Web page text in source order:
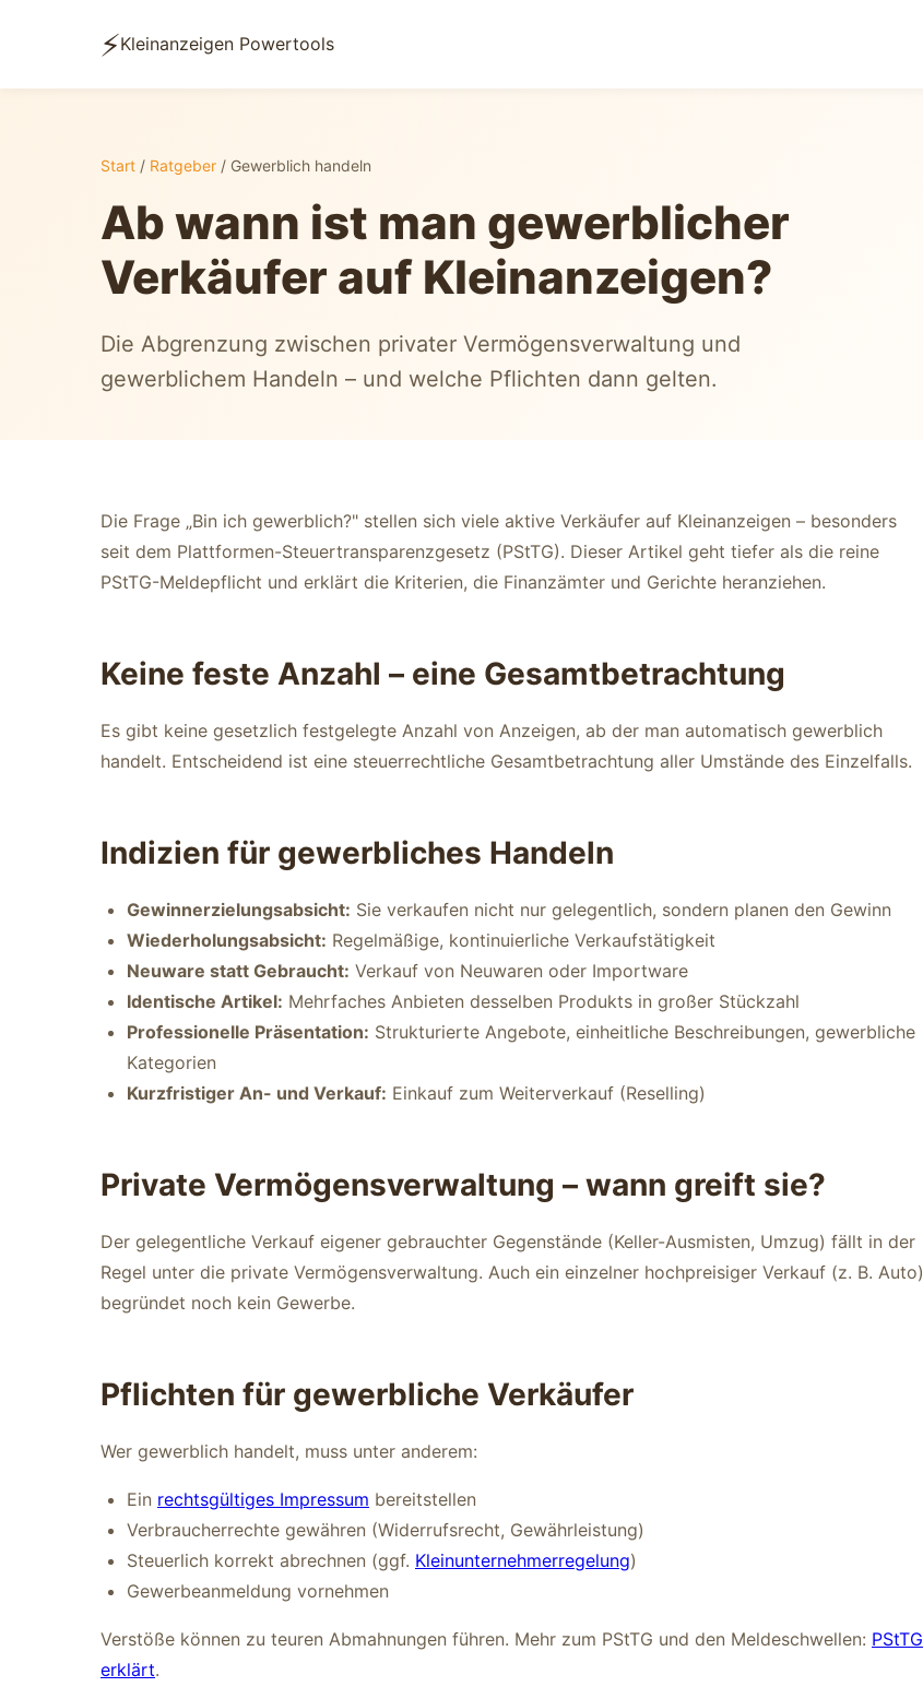
⚡Kleinanzeigen Powertools
Start / Ratgeber / Gewerblich handeln
Ab wann ist man gewerblicher
Verkäufer auf Kleinanzeigen?
Die Abgrenzung zwischen privater Vermögensverwaltung und
gewerblichem Handeln – und welche Pflichten dann gelten.
Die Frage „Bin ich gewerblich?" stellen sich viele aktive Verkäufer auf Kleinanzeigen – besonders
seit dem Plattformen-Steuertransparenzgesetz (PStTG). Dieser Artikel geht tiefer als die reine
PStTG-Meldepflicht und erklärt die Kriterien, die Finanzämter und Gerichte heranziehen.
Keine feste Anzahl – eine Gesamtbetrachtung
Es gibt keine gesetzlich festgelegte Anzahl von Anzeigen, ab der man automatisch gewerblich
handelt. Entscheidend ist eine steuerrechtliche Gesamtbetrachtung aller Umstände des Einzelfalls.
Indizien für gewerbliches Handeln
Gewinnerzielungsabsicht: Sie verkaufen nicht nur gelegentlich, sondern planen den Gewinn
Wiederholungsabsicht: Regelmäßige, kontinuierliche Verkaufstätigkeit
Neuware statt Gebraucht: Verkauf von Neuwaren oder Importware
Identische Artikel: Mehrfaches Anbieten desselben Produkts in großer Stückzahl
Professionelle Präsentation: Strukturierte Angebote, einheitliche Beschreibungen, gewerbliche
Kategorien
Kurzfristiger An- und Verkauf: Einkauf zum Weiterverkauf (Reselling)
Private Vermögensverwaltung – wann greift sie?
Der gelegentliche Verkauf eigener gebrauchter Gegenstände (Keller-Ausmisten, Umzug) fällt in der
Regel unter die private Vermögensverwaltung. Auch ein einzelner hochpreisiger Verkauf (z. B. Auto)
begründet noch kein Gewerbe.
Pflichten für gewerbliche Verkäufer
Wer gewerblich handelt, muss unter anderem:
Ein rechtsgültiges Impressum bereitstellen
Verbraucherrechte gewähren (Widerrufsrecht, Gewährleistung)
Steuerlich korrekt abrechnen (ggf. Kleinunternehmerregelung)
Gewerbeanmeldung vornehmen
Verstöße können zu teuren Abmahnungen führen. Mehr zum PStTG und den Meldeschwellen: PStTG
erklärt.